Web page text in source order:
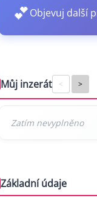
💕Objevuj další
Můj inzerát < >
Základní údaje